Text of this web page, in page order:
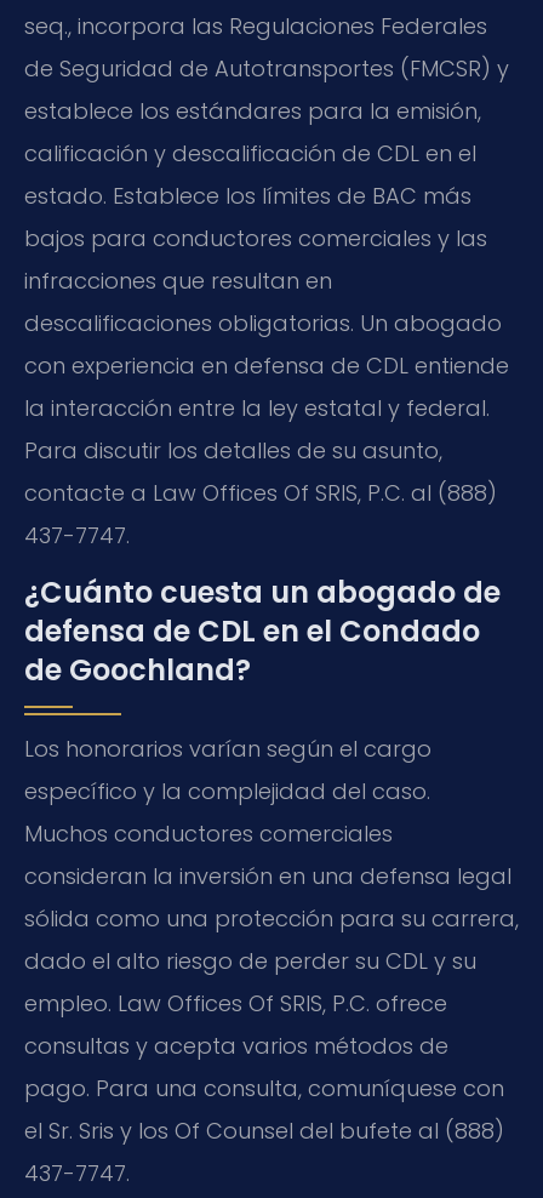
seq., incorpora las Regulaciones Federales
de Seguridad de Autotransportes (FMCSR) y
establece los estándares para la emisión,
calificación y descalificación de CDL en el
estado. Establece los límites de BAC más
bajos para conductores comerciales y las
infracciones que resultan en
descalificaciones obligatorias. Un abogado
con experiencia en defensa de CDL entiende
la interacción entre la ley estatal y federal.
Para discutir los detalles de su asunto,
contacte a Law Offices Of SRIS, P.C. al (888)
437-7747.
¿Cuánto cuesta un abogado de
defensa de CDL en el Condado
de Goochland?
Los honorarios varían según el cargo
específico y la complejidad del caso.
Muchos conductores comerciales
consideran la inversión en una defensa legal
sólida como una protección para su carrera,
dado el alto riesgo de perder su CDL y su
empleo. Law Offices Of SRIS, P.C. ofrece
consultas y acepta varios métodos de
pago. Para una consulta, comuníquese con
el Sr. Sris y los Of Counsel del bufete al (888)
437-7747.